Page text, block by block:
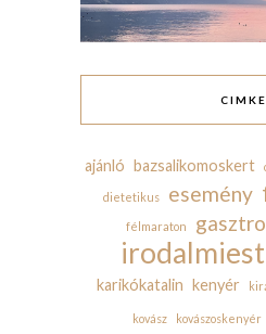
CIMKE
ajánló bazsalikomoskert
dietetikus esemény
félmaraton gasztro
irodalmiest
karikókatalin kenyér
kovász kovászoskenyér